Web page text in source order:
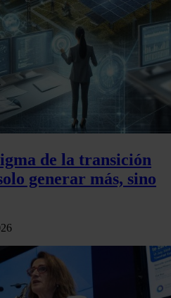
de la transición
generar más, sino